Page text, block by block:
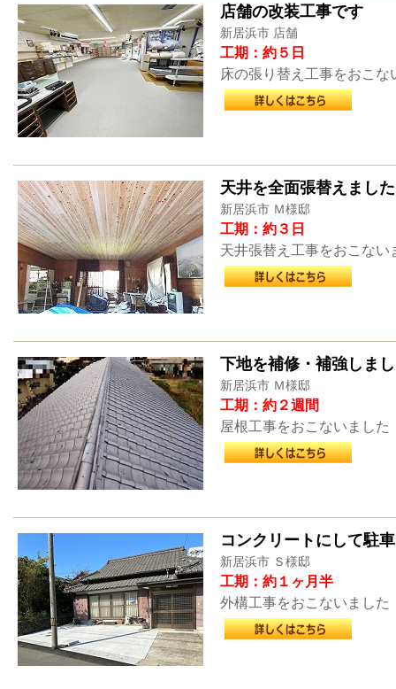
店舗の改装工事です
新居浜市 店舗
工期：約５日
床の張り替え工事をおこな
天井を全面張替えました
新居浜市 Ｍ様邸
工期：約３日
天井張替え工事をおこない
下地を補修・補強しま
新居浜市 Ｍ様邸
工期：約２週間
屋根工事をおこないました
コンクリートにして駐
新居浜市 Ｓ様邸
工期：約１ヶ月半
外構工事をおこないました